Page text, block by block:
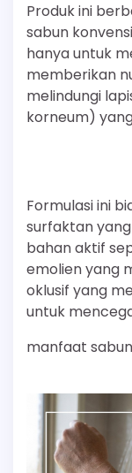
Produk ini
sabun
hanya untuk
memberikan
melindungi
korneum)
Formulasi ini
surfaktan
bahan aktif
emolien yang
oklusif yang
untuk
manfaat